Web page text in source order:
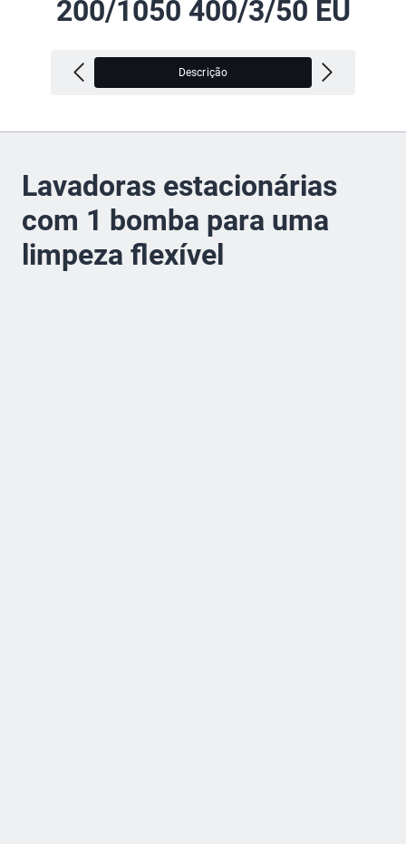
200/1050 400/3/50 EU
Descrição
Lavadoras estacionárias
com 1 bomba para uma
limpeza flexível